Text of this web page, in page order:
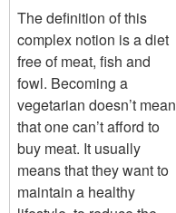
The definition of this
complex notion is a diet
free of meat, fish and
fowl. Becoming a
vegetarian doesn’t mean
that one can’t afford to
buy meat. It usually
means that they want to
maintain a healthy